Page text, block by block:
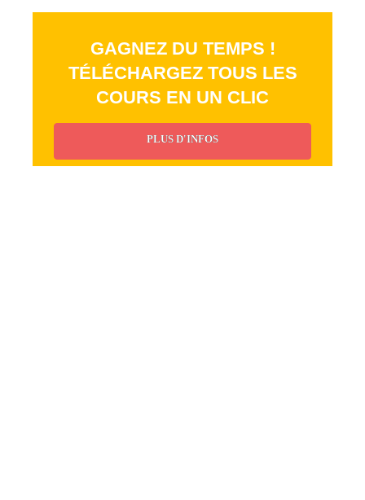
GAGNEZ DU TEMPS !
TÉLÉCHARGEZ TOUS LES
COURS EN UN CLIC
PLUS D'INFOS